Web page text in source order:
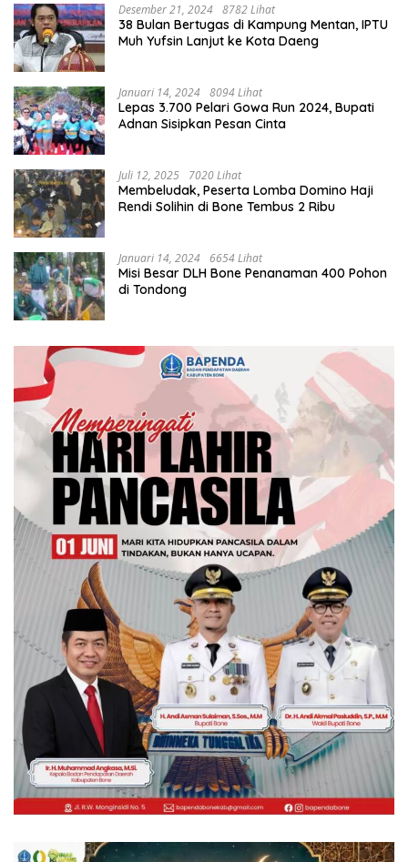
Desember 21, 2024 8782 Lihat
38 Bulan Bertugas di Kampung Mentan, IPTU
Muh Yufsin Lanjut ke Kota Daeng
Januari 14, 2024 8094 Lihat
Lepas 3.700 Pelari Gowa Run 2024, Bupati
Adnan Sisipkan Pesan Cinta
Juli 12, 2025 7020 Lihat
Membeludak, Peserta Lomba Domino Haji
Rendi Solihin di Bone Tembus 2 Ribu
Januari 14, 2024 6654 Lihat
Misi Besar DLH Bone Penanaman 400 Pohon
di Tondong